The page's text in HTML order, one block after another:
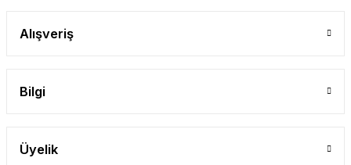
Alışveriş
Bilgi
Üyelik